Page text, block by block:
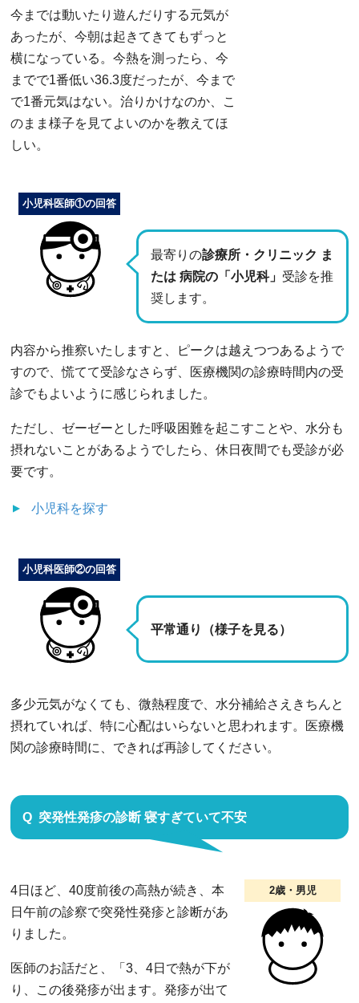
今までは動いたり遊んだりする元気が
あったが、今朝は起きてきてもずっと
横になっている。今熱を測ったら、今
までで1番低い36.3度だったが、今まで
で1番元気はない。治りかけなのか、こ
のまま様子を見てよいのかを教えてほ
しい。
最寄りの診療所・クリニック ま
たは 病院の「小児科」 受診を推
奨します。
小児科医師①の回答
内容から推察いたしますと、ピークは越えつつあるようで
すので、慌てて受診なさらず、医療機関の診療時間内の受
診でもよいように感じられました。
ただし、ゼーゼーとした呼吸困難を起こすことや、水分も
摂れないことがあるようでしたら、休日夜間でも受診が必
要です。
小児科を探す
平常通り（様子を見る）
小児科医師②の回答
多少元気がなくても、微熱程度で、水分補給さえきちんと
摂れていれば、特に心配はいらないと思われます。医療機
関の診療時間に、できれば再診してください。
突発性発疹の診断 寝すぎていて不安
2歳・男児
4日ほど、40度前後の高熱が続き、本
日午前の診察で突発性発疹と診断があ
りました。
医師のお話だと、「3、4日で熱が下が
り、この後発疹が出ます。発疹が出て